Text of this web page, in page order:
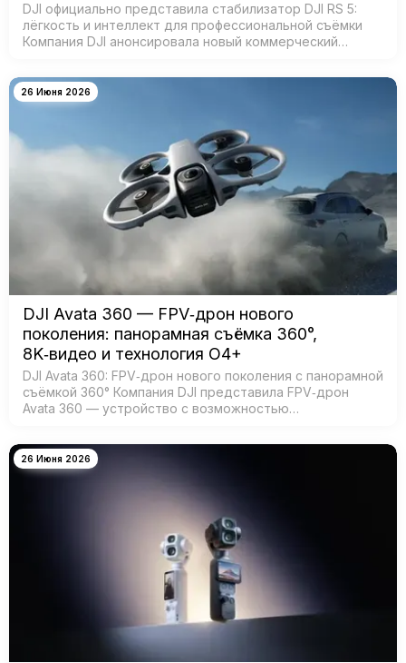
DJI официально представила стабилизатор DJI RS 5:
лёгкость и интеллект для профессиональной съёмки
Компания DJI анонсировала новый коммерческий
масштабным обновлением ключевых систе…
26 Июня 2026
DJI Avata 360 — FPV‑дрон нового
поколения: панорамная съёмка 360°,
8K‑видео и технология O4+
DJI Avata 360: FPV‑дрон нового поколения с панорамной
съёмкой 360° Компания DJI представила FPV‑дрон
Avata 360 — устройство с возможностью
иммерсивных видео. Модель создана для:…
26 Июня 2026